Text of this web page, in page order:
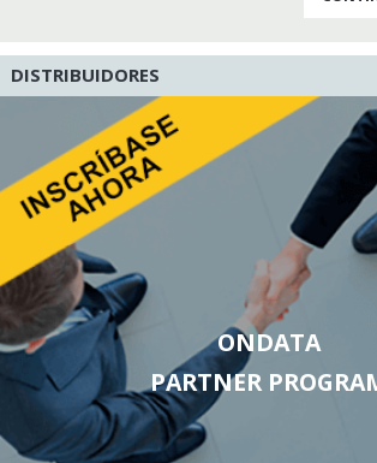
DISTRIBUIDORES
ONDATA
PARTNER